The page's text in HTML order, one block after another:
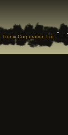
Tronix Corporation Ltd.